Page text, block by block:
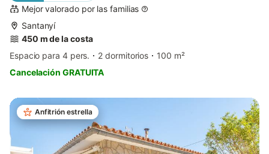
Mejor valorado por las familias
Santanyí
450 m de la costa
Espacio para 4 pers.
2 dormitorios
100 m²
Cancelación GRATUITA
Anfitrión estrella